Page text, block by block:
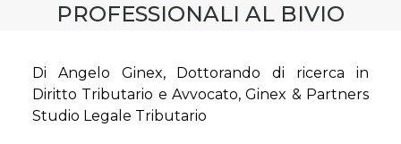
PROFESSIONALI AL BIVIO
Di Angelo Ginex, Dottorando di ricerca in
Diritto Tributario e Avvocato, Ginex & Partners
Studio Legale Tributario